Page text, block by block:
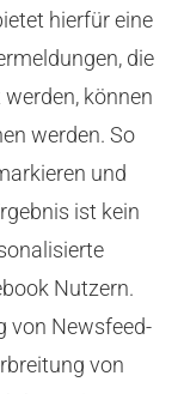
hierfür eine
die
können
werden. So
und
ist kein
Nutzern.
von Newsfeed-
von